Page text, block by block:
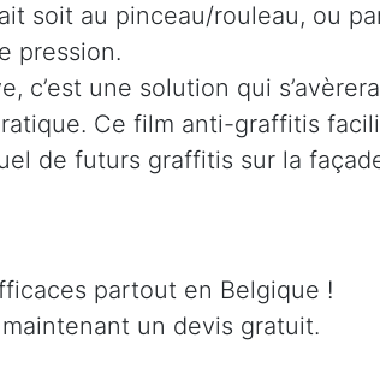
soit au pinceau/rouleau, ou
pression.
c’est une solution qui s’avèrera
Ce film anti-graffitis
de futurs graffitis sur la
partout en Belgique !
un devis gratuit.